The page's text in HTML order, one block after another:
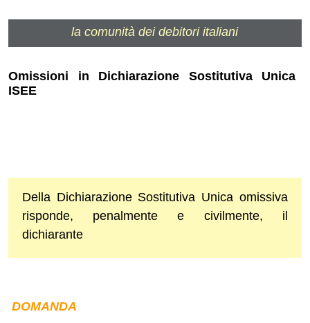
la comunità dei debitori italiani
Omissioni in Dichiarazione Sostitutiva Unica
ISEE
Della Dichiarazione Sostitutiva Unica omissiva
risponde, penalmente e civilmente, il
dichiarante
DOMANDA